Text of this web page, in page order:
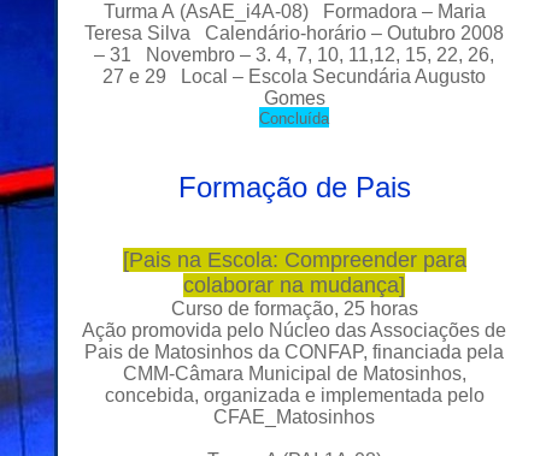
Turma A (AsAE_i4A-08)
Formadora – Maria
Teresa Silva Calendário-horário – Outubro 2008
– 31 Novembro – 3. 4, 7, 10, 11,12, 15, 22, 26,
27 e 29 Local – Escola Secundária Augusto
Gomes
Concluída
Formação de Pais
[Pais na Escola: Compreender para
colaborar na mudança]
Curso de formação, 25 horas
Ação promovida pelo Núcleo das Associações de
Pais de Matosinhos da CONFAP, financiada pela
CMM-Câmara Municipal de Matosinhos,
concebida, organizada e implementada pelo
CFAE_Matosinhos